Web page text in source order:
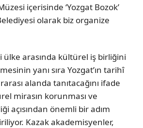
içerisinde ‘Yozgat Bozok’
olarak biz organize
ülke arasında kültürel iş birliğini
yanı sıra Yozgat’ın tarihî
alanda tanıtacağını ifade
mirasın korunması ve
açısından önemli bir adım
Kazak akademisyenler,